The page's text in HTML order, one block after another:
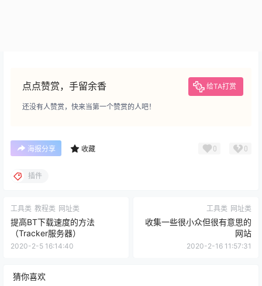
点点赞赏，手留余香 给TA打赏
还没有人赞赏，快来当第一个赞赏的人吧！
海报分享 收藏 0 0
插件
工具类 教程类 网址类
提高BT下载速度的方法
（Tracker服务器）
2020-2-5 16:14:40
工具类 网址类
收集一些很小众但很有意思的
网站
2020-2-16 11:57:31
猜你喜欢